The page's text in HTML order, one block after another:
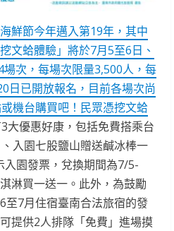
鮮節今年邁入第19年，其中
文蛤體驗」將於7月5至6日、
次，每場次限量3,500人，每
日已開放報名，目前各場次尚
機台購買吧！民眾憑挖文蛤
大優惠好康，包括免費搭乘台
入園七股鹽山贈送鹹冰棒一
園發票，兌換期間為7/5-
淋買一送一。此外，為鼓勵
至7月住宿臺南合法旅宿的發
提供2人排隊「免費」進場摸